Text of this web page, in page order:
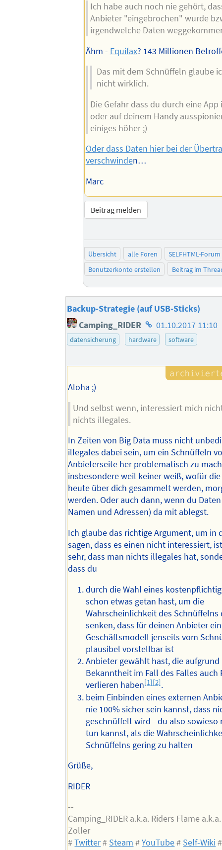
Ich habe auch noch nie gehört,
Anbieter "eingebrochen" wurde
irgendwelche Daten
Ähm - Equifax? 143 Millionen
Das mit dem Schnüffeln glaube
nicht wirklich.
Die Gefahr dass du durch eine
oder auf deinem Handy
einiges höher ;)
Oder dass Daten hier bei der
verschwinden…
Marc
Beitrag melden
Übersicht alle Foren
SELFHTML-Forum
Benutzerkonto erstellen
Beitrag im
Backup-Strategie (auf USB-Sticks)
Camping_RIDER Homepage
des
01.10.2017 11:10
datensicherung hardware software
Aloha ;)
Und selbst wenn, interessiert mich
nichts illegales.
In Zeiten von Big Data muss nicht
illegales dabei sein, um ein Schnüffeln
Anbieterseite her problematisch zu
insbesondere weil keiner weiß, wofür
heute über dich gesammelt werden,
werden. Oder auch dann, wenn du
Namen und Adressen) da mit ablegst.
Ich glaube das richtige Argument, um in
sagen, dass es einen nicht interessiert,
sehr, dass man nichts illegales hat,
dass du
durch die Wahl eines
schon etwas getan hast, um die
Wahrscheinlichkeit des Schnüffelns
senken, dass für deinen Anbieter ein
Geschäftsmodell jenseits vom
plausibel vorstellbar ist
Anbieter gewählt hast, die aufgrund
Bekanntheit im Fall des Falles auch
verlieren haben[1][2].
beim Einbinden eines externen
nie 100% sicher sein kannst, dass
geschnüffelt wird - du also sowieso
tun kannst, als die
Schnüffelns gering zu halten
Grüße,
RIDER
--
Camping_RIDER a.k.a. Riders Flame
Zoller
#Twitter# Steam #YouTube# Self-Wiki